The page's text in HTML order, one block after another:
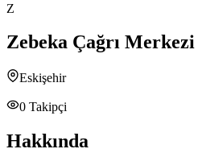
Z
Zebeka Çağrı Merkezi
Eskişehir
0 Takipçi
Hakkında